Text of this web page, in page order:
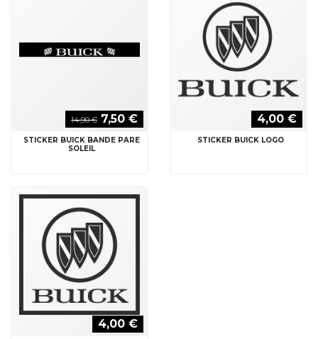
14,90 € 7,50 €
STICKER BUICK BANDE PARE
SOLEIL
4,00 €
STICKER BUICK LOGO
4,00 €